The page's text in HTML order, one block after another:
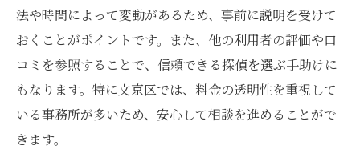
法や時間によって変動があるため、事前に説明を受けて
おくことがポイントです。また、他の利用者の評価や口
コミを参照することで、信頼できる探偵を選ぶ手助けに
もなります。特に文京区では、料金の透明性を重視して
いる事務所が多いため、安心して相談を進めることがで
きます。